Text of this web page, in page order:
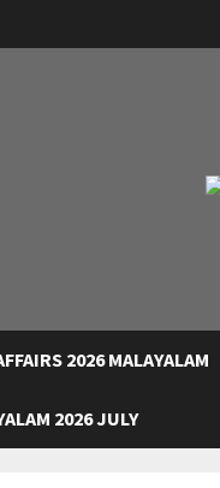
2026 MALAYALAM
2026 JULY